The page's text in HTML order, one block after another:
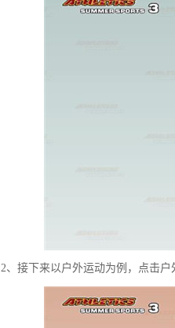
2、接下来以户外运动为例，点击户